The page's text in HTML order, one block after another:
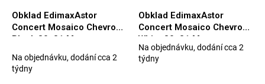
Obklad EdimaxAstor
Concert Mosaico Chevron
Black 30x31 Matt.
Na objednávku, dodání cca 2
týdny
Obklad EdimaxAstor
Concert Mosaico Chevron
White 30x31 Matt.
Priemerné
hodnotenie
Na objednávku, dodání cca 2
týdny